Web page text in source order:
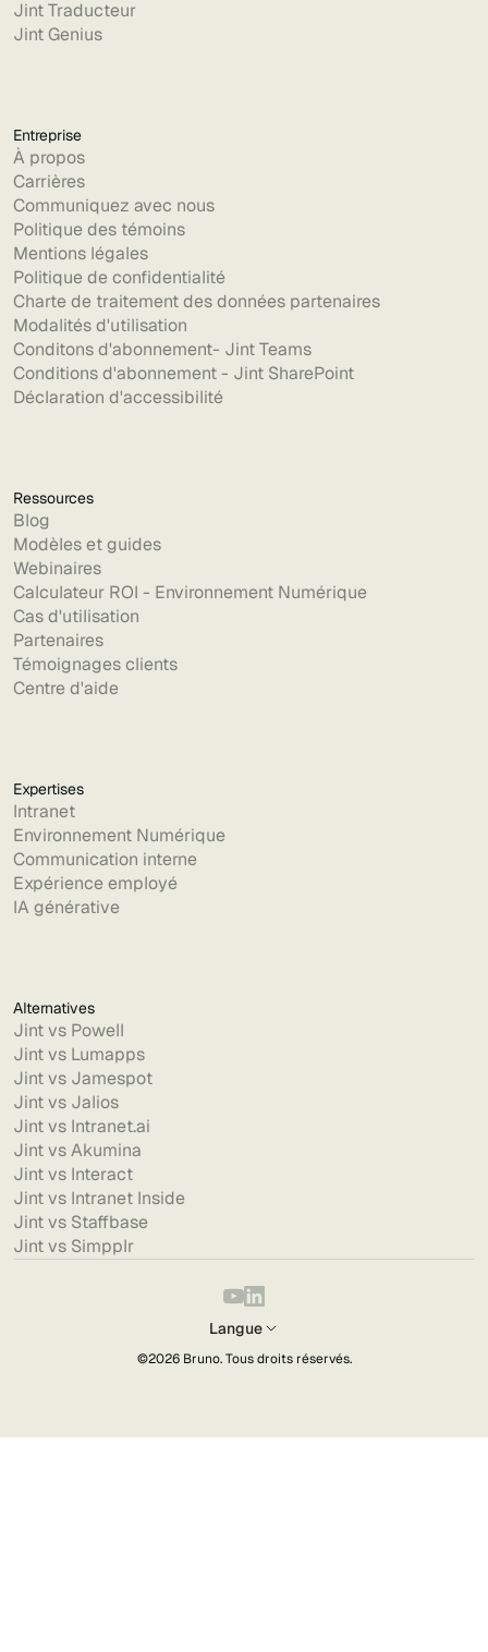
Jint Traducteur
Jint Genius
Entreprise
À propos
Carrières
Communiquez avec nous
Politique des témoins
Mentions légales
Politique de confidentialité
Charte de traitement des données partenaires
Modalités d'utilisation
Conditons d'abonnement- Jint Teams
Conditions d'abonnement - Jint SharePoint
Déclaration d'accessibilité
Ressources
Blog
Modèles et guides
Webinaires
Calculateur ROI - Environnement Numérique
Cas d'utilisation
Partenaires
Témoignages clients
Centre d'aide
Expertises
Intranet
Environnement Numérique
Communication interne
Expérience employé
IA générative
Alternatives
Jint vs Powell
Jint vs Lumapps
Jint vs Jamespot
Jint vs Jalios
Jint vs Intranet.ai
Jint vs Akumina
Jint vs Interact
Jint vs Intranet Inside
Jint vs Staffbase
Jint vs Simpplr
©2026 Bruno. Tous droits réservés.
Langue